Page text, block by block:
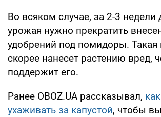
Во всяком случае, за 2-3 недели
урожая нужно прекратить
удобрений под помидоры. Такая
скорее нанесет растению вред,
поддержит его.
Ранее OBOZ.UA рассказывал,
ухаживать за капустой, чтобы